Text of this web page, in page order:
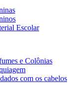
Escolar
e Colônias
com os cabelos